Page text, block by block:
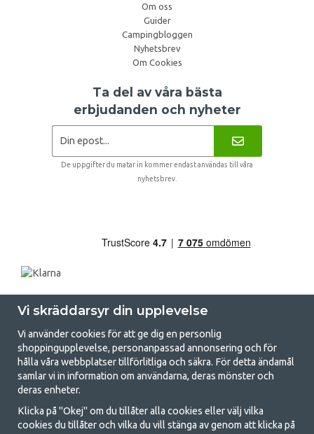
Om oss
Guider
Campingbloggen
Nyhetsbrev
Om Cookies
Ta del av våra bästa
erbjudanden och nyheter
De uppgifter du matar in kommer endast användas till våra
nyhetsbrev.
GetCamping.se - Din butik för camping
och uteliv
Att campa kan antingen vara en livsstil eller ett sätt att samla familjen
Vi skräddarsyr din upplevelse
Vi använder cookies för att ge dig en personlig
shoppingupplevelse, personanpassad annonsering och för
hålla våra webbplatser tillförlitliga och säkra. För detta ändamål
samlar vi in information om användarna, deras mönster och
deras enheter.
Klicka på "Okej" om du tillåter alla cookies eller välj vilka
cookies du tillåter och vilka du vill stänga av genom att klicka på